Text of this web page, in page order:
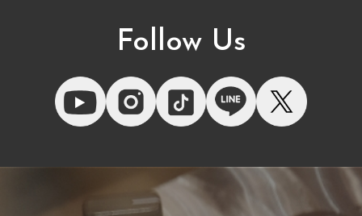
Follow Us